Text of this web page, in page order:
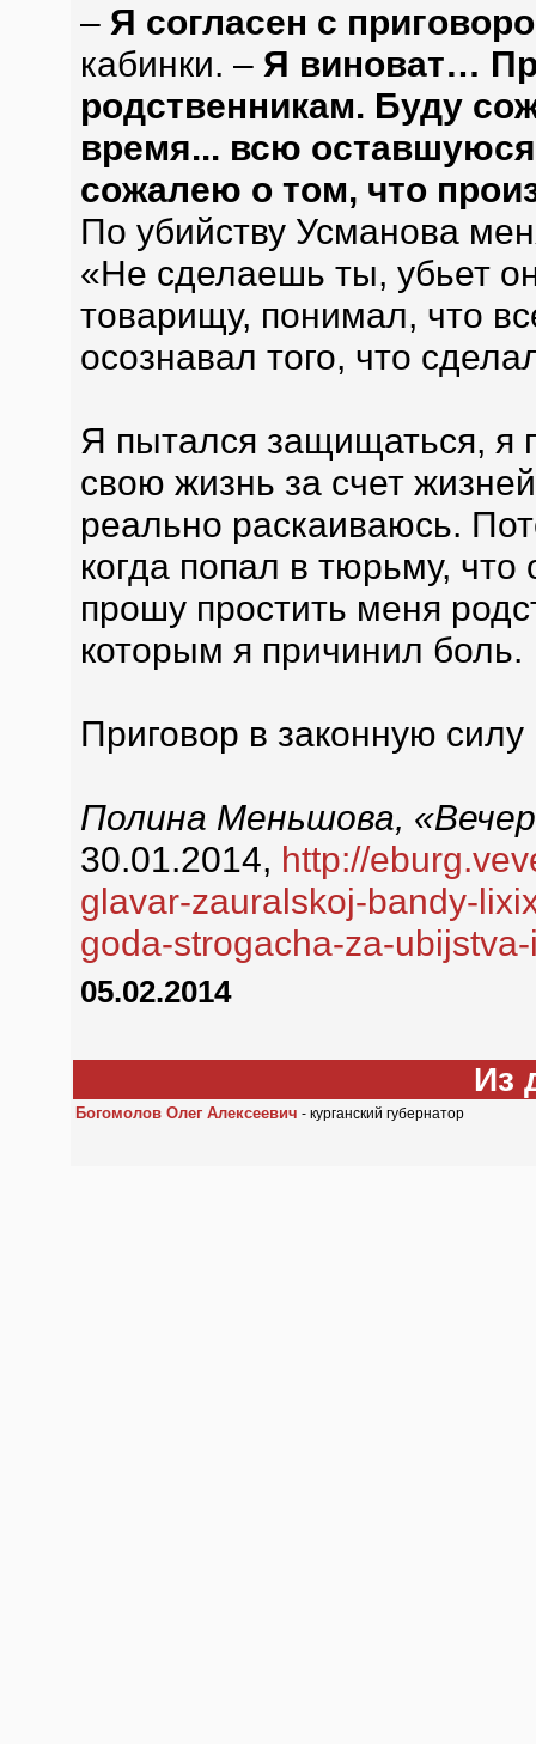
– Я согласен с
кабинки. – Я виноват…
родственникам. Буду
время... всю
сожалею о том, что
По убийству Усманова
«Не сделаешь ты, убьет
товарищу, понимал, что
осознавал того, что
Я пытался защищаться, я
свою жизнь за счет
реально раскаиваюсь.
когда попал в тюрьму,
прошу простить меня
которым я причинил боль.
Приговор в законную силу
Полина Меньшова,
30.01.2014, http://
glavar-zauralskoj-bandy-
goda-strogacha-za-
05.02.2014
Из
Богомолов Олег Алексеевич - курганский губернатор